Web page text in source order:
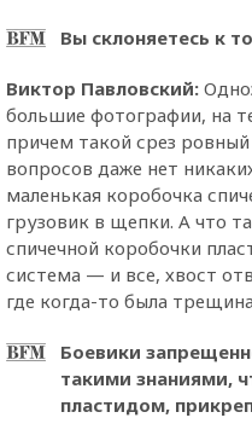
Вы склоняетесь к
Виктор Павловский:
большие фотографии, на
причем такой срез ровный
вопросов даже нет
маленькая коробочка
грузовик в щепки. А что
спичечной коробочки
система — и все, хвост
где когда-то была
Боевики
такими знаниями,
пластидом,